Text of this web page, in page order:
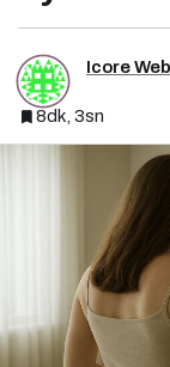
Icore Web
8dk, 3sn